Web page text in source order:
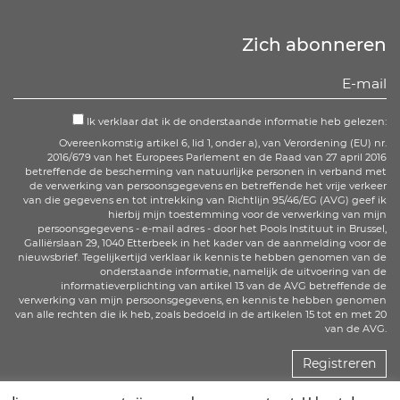
Zich abonneren
Ik verklaar dat ik de onderstaande informatie heb gelezen:
Overeenkomstig artikel 6, lid 1, onder a), van Verordening (EU) nr.
2016/679 van het Europees Parlement en de Raad van 27 april 2016
betreffende de bescherming van natuurlijke personen in verband met
de verwerking van persoonsgegevens en betreffende het vrije verkeer
van die gegevens en tot intrekking van Richtlijn 95/46/EG (AVG) geef ik
hierbij mijn toestemming voor de verwerking van mijn
persoonsgegevens - e-mail adres - door het Pools Instituut in Brussel,
Galliërslaan 29, 1040 Etterbeek in het kader van de aanmelding voor de
nieuwsbrief. Tegelijkertijd verklaar ik kennis te hebben genomen van de
onderstaande informatie, namelijk de uitvoering van de
informatieverplichting van artikel 13 van de AVG betreffende de
verwerking van mijn persoonsgegevens, en kennis te hebben genomen
van alle rechten die ik heb, zoals bedoeld in de artikelen 15 tot en met 20
van de AVG.
Registreren